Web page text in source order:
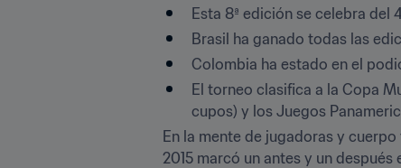
Esta 8ª edición se celebra del
Brasil ha ganado todas las
Colombia ha estado en el
El torneo clasifica a la Copa
cupos) y los Juegos
En la mente de jugadoras y
2015 marcó un antes y un